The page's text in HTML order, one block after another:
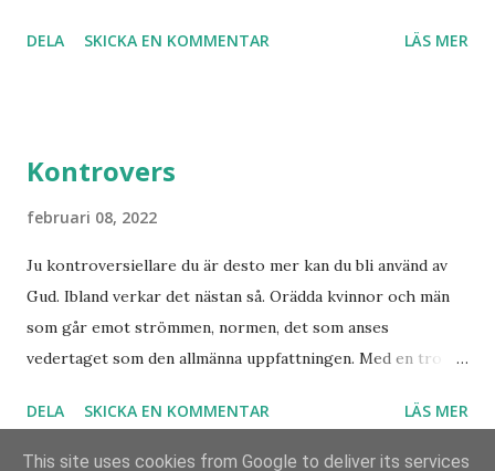
han såg angåe...
jorden att Jesus Kristus är Herre! Ära Halleluja! Detta är
DELA SKICKA EN KOMMENTAR LÄS MER
Kontrovers
februari 08, 2022
Ju kontroversiellare du är desto mer kan du bli använd av
Gud. Ibland verkar det nästan så. Orädda kvinnor och män
som går emot strömmen, normen, det som anses
vedertaget som den allmänna uppfattningen. Med en tro
dess fästen. Vad skulle Sverige ha varit utan alla dem som
vågade satsa? Som beslutade våga göra det som de brann
DELA SKICKA EN KOMMENTAR LÄS MER
This site uses cookies from Google to deliver its services